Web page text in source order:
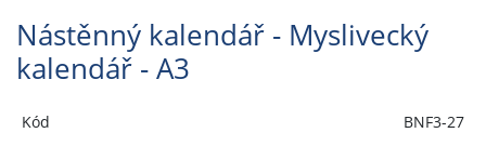
Nástěnný kalendář - Myslivecký
kalendář - A3
Kód
BNF3-27